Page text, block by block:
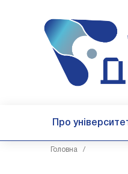
Про
Головна /